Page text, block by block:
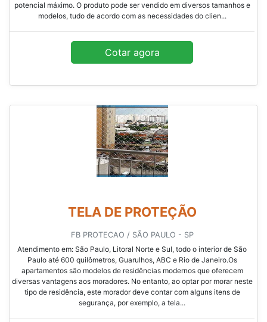
potencial máximo. O produto pode ser vendido em diversos tamanhos e
modelos, tudo de acordo com as necessidades do clien...
Cotar agora
TELA DE PROTEÇÃO
FB PROTECAO / SÃO PAULO - SP
Atendimento em: São Paulo, Litoral Norte e Sul, todo o interior de São
Paulo até 600 quilômetros, Guarulhos, ABC e Rio de Janeiro.Os
apartamentos são modelos de residências modernos que oferecem
diversas vantagens aos moradores. No entanto, ao optar por morar neste
tipo de residência, este morador deve contar com alguns itens de
segurança, por exemplo, a tela...